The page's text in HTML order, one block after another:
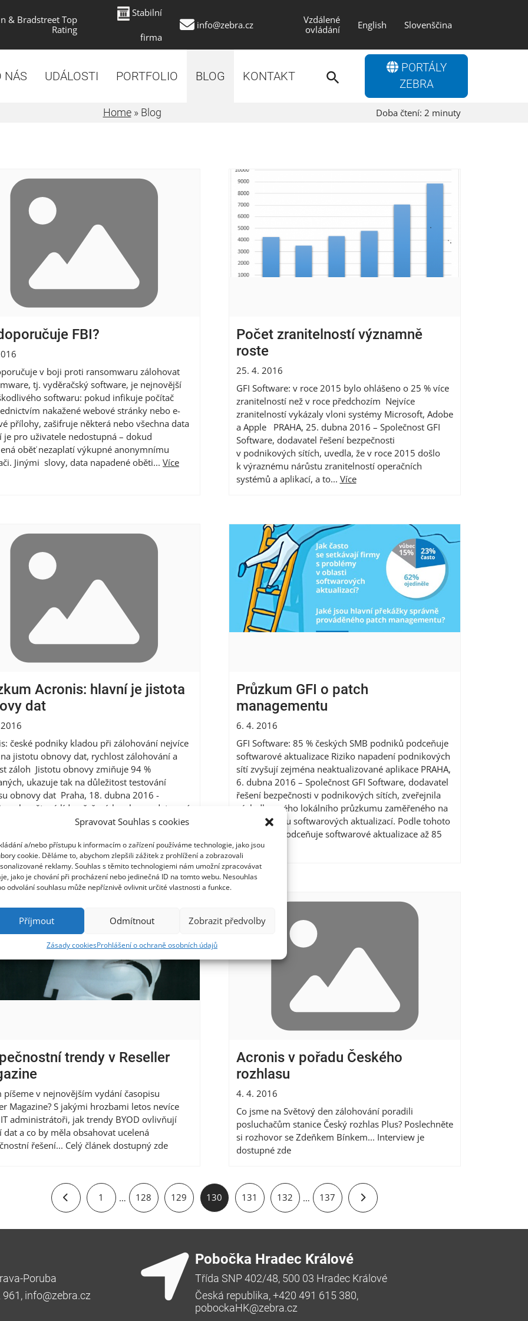
Spravovat Souhlas s cookies
a/nebo přístupu k informacím o zařízení používáme technologie, jako jsou
cookie. Děláme to, abychom zlepšili zážitek z prohlížení a zobrazovali
reklamy. Souhlas s těmito technologiemi nám umožní zpracovávat
jako je chování při procházení nebo jedinečná ID na tomto webu. Nesouhlas
odvolání souhlasu může nepříznivě ovlivnit určité vlastnosti a funkce.
Příjmout Odmítnout Zobrazit předvolby
Zásady cookiesProhlášení o ochraně osobních údajů
& Bradstreet Top
Rating
Stabilní
firma
info@zebra.cz
Vzdálené
ovládání
English Slovenščina
NÁS UDÁLOSTI PORTFOLIO BLOG KONTAKT
PORTÁLY
ZEBRA
Home» Blog Doba čtení: 2 minuty
FBI?
v boji proti ransomwaru zálohovat
tj. vyděračský software, je nejnovější
softwaru: pokud infikuje počítač
nakažené webové stránky nebo e-
přílohy, zašifruje některá nebo všechna data
je pro uživatele nedostupná – dokud
oběť nezaplatí výkupné anonymnímu
Jinými slovy, data napadené oběti... Více
Počet zranitelností významně
roste
25. 4. 2016
GFI Software: v roce 2015 bylo ohlášeno o 25 % více
zranitelností než v roce předchozím Nejvíce
zranitelností vykázaly vloni systémy Microsoft, Adobe
a Apple PRAHA, 25. dubna 2016 – Společnost GFI
Software, dodavatel řešení bezpečnosti
v podnikových sítích, uvedla, že v roce 2015 došlo
k výraznému nárůstu zranitelností operačních
systémů a aplikací, a to... Více
Acronis: hlavní je jistota
dat
české podniky kladou při zálohování nejvíce
jistotu obnovy dat, rychlost zálohování a
záloh Jistotu obnovy zmiňuje 94 %
ukazuje tak na důležitost testování
obnovy dat Praha, 18. dubna 2016 -
celosvětový lídr v řešeních ochrany dat nové
představil výsledky svého lokálního
Průzkum GFI o patch
managementu
6. 4. 2016
GFI Software: 85 % českých SMB podniků podceňuje
softwarové aktualizace Riziko napadení podnikových
sítí zvyšují zejména neaktualizované aplikace PRAHA,
6. dubna 2016 – Společnost GFI Software, dodavatel
řešení bezpečnosti v podnikových sítích, zveřejnila
výsledky svého lokálního průzkumu zaměřeného na
problematiku softwarových aktualizací. Podle tohoto
průzkumu podceňuje softwarové aktualizace až 85
%...Více
trendy v Reseller
píšeme v nejnovějším vydání časopisu
Magazine? S jakými hrozbami letos nevíce
administrátoři, jak trendy BYOD ovlivňují
dat a co by měla obsahovat ucelená
řešení... Celý článek dostupný zde
Acronis v pořadu Českého
rozhlasu
4. 4. 2016
Co jsme na Světový den zálohování poradili
posluchačům stanice Český rozhlas Plus? Poslechněte
si rozhovor se Zdeňkem Bínkem... Interview je
dostupné zde
1 … 128 129 130 131 132 … 137
Poruba
961, info@zebra.cz
Pobočka Hradec Králové
Třída SNP 402/48, 500 03 Hradec Králové
Česká republika, +420 491 615 380,
pobockaHK@zebra.cz